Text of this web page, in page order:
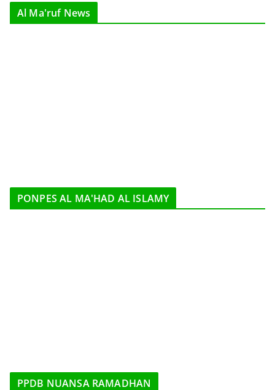
Al Ma'ruf News
PONPES AL MA'HAD AL ISLAMY
PPDB NUANSA RAMADHAN